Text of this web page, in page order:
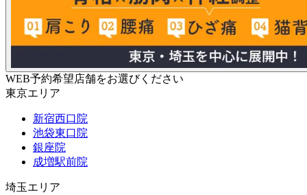
WEB予約希望店舗をお選びください
東京エリア
新宿西口院
池袋東口院
銀座院
成増駅前院
埼玉エリア